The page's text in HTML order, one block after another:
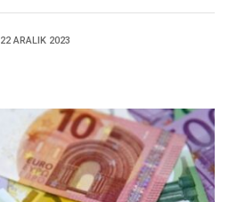
22 ARALIK 2023